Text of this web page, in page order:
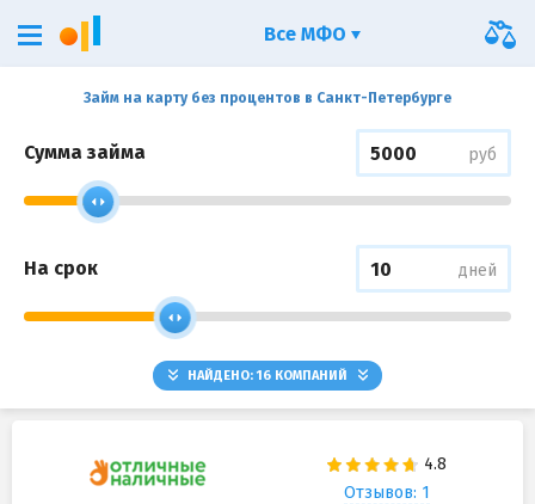
Займ на карту без процентов в Санкт-Петербурге
Сумма займа руб
На срок дней
НАЙДЕНО:16 КОМПАНИЙ
Отзывов: 1
Все МФО